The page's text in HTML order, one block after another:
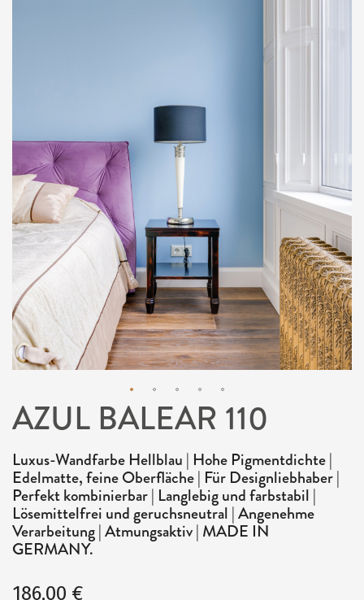
Zum
der
Bildergalerie
springen
AZUL BALEAR 110
Luxus-Wandfarbe Hellblau | Hohe Pigmentdichte |
Edelmatte, feine Oberfläche | Für Designliebhaber |
Perfekt kombinierbar | Langlebig und farbstabil |
Lösemittelfrei und geruchsneutral | Angenehme
Verarbeitung | Atmungsaktiv | MADE IN
GERMANY.
186,00 €